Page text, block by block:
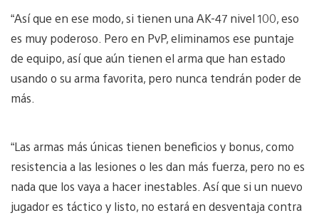
“Así que en ese modo, si tienen una AK-47 nivel 100, eso
es muy poderoso. Pero en PvP, eliminamos ese puntaje
de equipo, así que aún tienen el arma que han estado
usando o su arma favorita, pero nunca tendrán poder de
más.
“Las armas más únicas tienen beneficios y bonus, como
resistencia a las lesiones o les dan más fuerza, pero no es
nada que los vaya a hacer inestables. Así que si un nuevo
jugador es táctico y listo, no estará en desventaja contra